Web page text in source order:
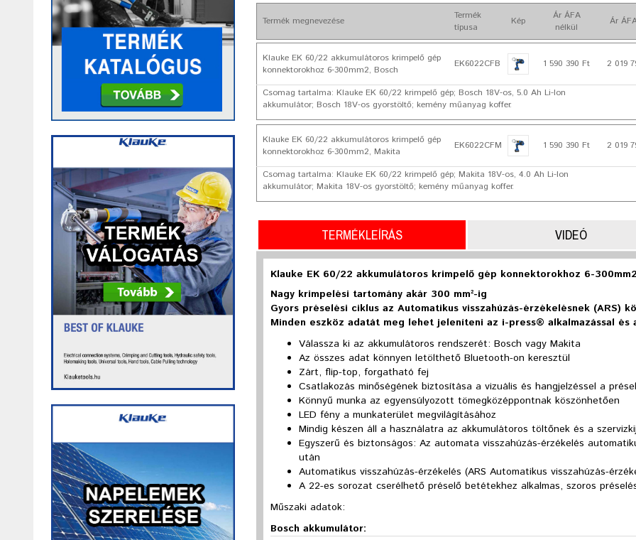
Termék megnevezése
Termék
típusa
Kép
Ár ÁFA
nélkül
Ár
Klauke EK 60/22 akkumulátoros krimpelő gép
konnektorokhoz 6-300mm2, Bosch
EK6022CFB 1 590 390 Ft 2 019
Csomag tartalma: Klauke EK 60/22 krimpelő gép; Bosch 18V-os, 5.0 Ah Li-Ion
akkumulátor; Bosch 18V-os gyorstöltő; kemény műanyag koffer.
Klauke EK 60/22 akkumulátoros krimpelő gép
konnektorokhoz 6-300mm2, Makita
EK6022CFM 1 590 390 Ft 2 019
Csomag tartalma: Klauke EK 60/22 krimpelő gép; Makita 18V-os, 4.0 Ah Li-Ion
akkumulátor; Makita 18V-os gyorstöltő; kemény műanyag koffer.
TERMÉKLEÍRÁS VIDEÓ
Klauke EK 60/22 akkumulátoros krimpelő gép konnektorokhoz 6-300mm2
Nagy krimpelési tartomány akár 300 mm²-ig
Gyors préselési ciklus az Automatikus visszahúzás-érzékelésnek (ARS)
Minden eszköz adatát meg lehet jeleníteni az i-press® alkalmazással és
Válassza ki az akkumulátoros rendszerét: Bosch vagy Makita
Az összes adat könnyen letölthető Bluetooth-on keresztül
Zárt, flip-top, forgatható fej
Csatlakozás minőségének biztosítása a vizuális és hangjelzéssel a
Könnyű munka az egyensúlyozott tömegközéppontnak köszönhetően
LED fény a munkaterület megvilágításához
Mindig készen áll a használatra az akkumulátoros töltőnek és a
Egyszerű és biztonságos: Az automata visszahúzás-érzékelés
után
Automatikus visszahúzás-érzékelés (ARS Automatikus visszahúzás-
A 22-es sorozat cserélhető préselő betétekhez alkalmas, szoros
Műszaki adatok:
Bosch akkumulátor: